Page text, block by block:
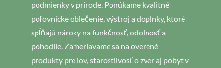
podmienky v prírode. Ponúkame kvalitné
poľovnícke oblečenie, výstroj a doplnky, ktoré
spĺňajú nároky na funkčnosť, odolnosť a
pohodlie. Zameriavame sa na overené
produkty pre lov, starostlivosť o zver aj pobyt v